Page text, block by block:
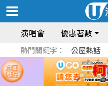
演唱會 優惠著數
熱門關鍵字： 公屋熱話